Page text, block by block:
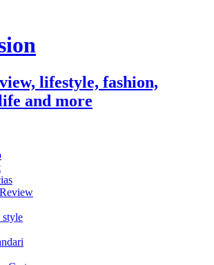
lifestyle, fashion,
and more
style